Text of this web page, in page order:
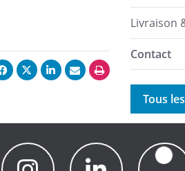
Livraison
Contact
Tous